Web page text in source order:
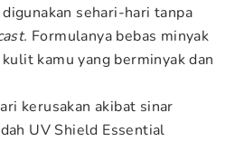
sehari-hari tanpa
Formulanya bebas minyak
kamu yang berminyak dan
kerusakan akibat sinar
UV Shield Essential